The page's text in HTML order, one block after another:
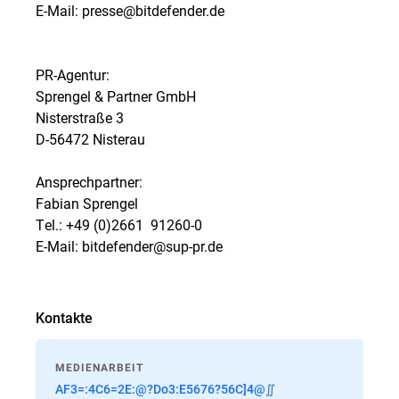
E-Mail: presse@bitdefender.de
PR-Agentur:
Sprengel & Partner GmbH
Nisterstraße 3
D-56472 Nisterau
Ansprechpartner:
Fabian Sprengel
Tel.: +49 (0)2661  91260-0
E-Mail: bitdefender@sup-pr.de
Kontakte
MEDIENARBEIT
AF3=:4C6=2E:@?Do3:E5676?56C]4@∬